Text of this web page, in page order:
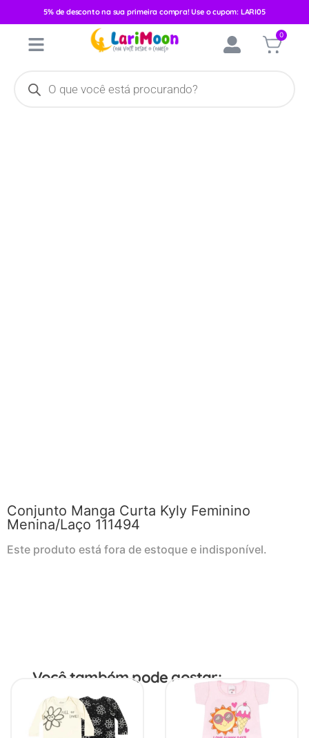
5% de desconto na sua primeira compra! Use o cupom: LARI05
0
/Feminino/Conjunto Inverno
/ Conjunto Manga
Curta Kyly Feminino Menina/Laço 111494
Conjunto Manga Curta Kyly Feminino
Menina/Laço 111494
Este produto está fora de estoque e indisponível.
Você também pode gostar: